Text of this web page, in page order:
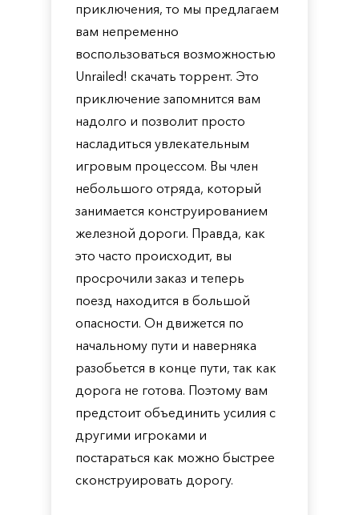
приключения, то мы предлагаем
вам непременно
воспользоваться возможностью
Unrailed! скачать торрент. Это
приключение запомнится вам
надолго и позволит просто
насладиться увлекательным
игровым процессом. Вы член
небольшого отряда, который
занимается конструированием
железной дороги. Правда, как
это часто происходит, вы
просрочили заказ и теперь
поезд находится в большой
опасности. Он движется по
начальному пути и наверняка
разобьется в конце пути, так как
дорога не готова. Поэтому вам
предстоит объединить усилия с
другими игроками и
постараться как можно быстрее
сконструировать дорогу.